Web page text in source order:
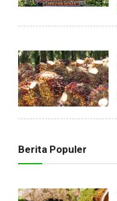
Berita Populer